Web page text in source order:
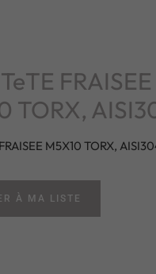
FRAISEE
TORX,
M5X10 TORX,
À MA LISTE